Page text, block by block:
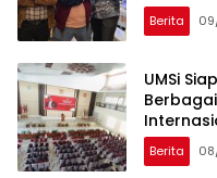
Berita
UMSi
Berita